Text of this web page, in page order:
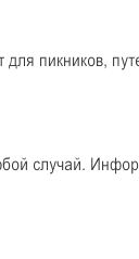
пикников,
случай.